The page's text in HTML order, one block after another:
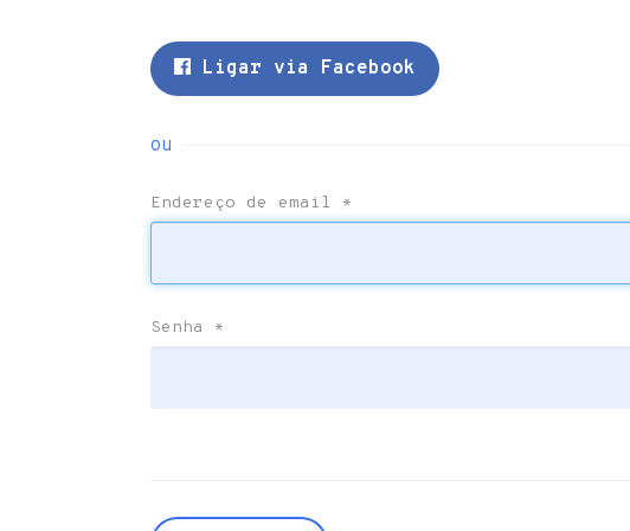
Ligar via Facebook
ou
Endereço de email *
Senha *